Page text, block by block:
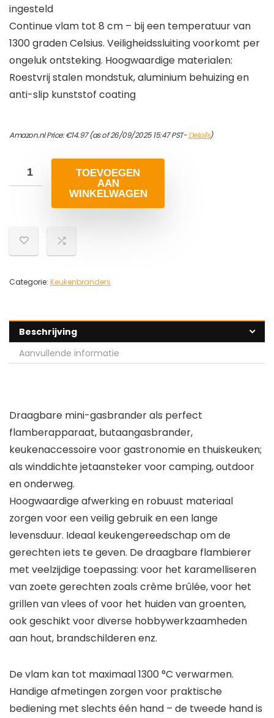
ingesteld
Continue vlam tot 8 cm – bij een temperatuur van
1300 graden Celsius. Veiligheidssluiting voorkomt per
ongeluk ontsteking. Hoogwaardige materialen:
Roestvrij stalen mondstuk, aluminium behuizing en
anti-slip kunststof coating
Amazon.nl Price:€14.97(as of 26/09/2025 15:47 PST-Details)
TOEVOEGEN
AAN
WINKELWAGEN
Categorie: Keukenbranders
Beschrijving
Aanvullende informatie
Draagbare mini-gasbrander als perfect
flamberapparaat, butaangasbrander,
keukenaccessoire voor gastronomie en thuiskeuken;
als winddichte jetaansteker voor camping, outdoor
en onderweg.
Hoogwaardige afwerking en robuust materiaal
zorgen voor een veilig gebruik en een lange
levensduur. Ideaal keukengereedschap om de
gerechten iets te geven. De draagbare flambierer
met veelzijdige toepassing: voor het karamelliseren
van zoete gerechten zoals crème brûlée, voor het
grillen van vlees of voor het huiden van groenten,
ook geschikt voor diverse hobbywerkzaamheden
aan hout, brandschilderen enz.
De vlam kan tot maximaal 1300 °C verwarmen.
Handige afmetingen zorgen voor praktische
bediening met slechts één hand – de tweede hand is